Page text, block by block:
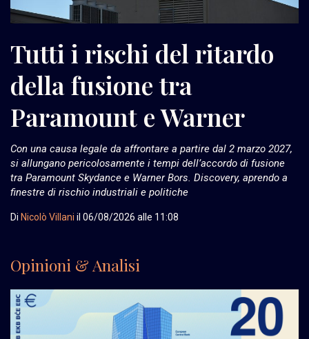
Tutti i rischi del ritardo
della fusione tra
Paramount e Warner
Con una causa legale da affrontare a partire dal 2 marzo 2027,
si allungano pericolosamente i tempi dell’accordo di fusione
tra Paramount Skydance e Warner Bors. Discovery, aprendo a
finestre di rischio industriali e politiche
Di Nicolò Villani il 06/08/2026 alle 11:08
Opinioni & Analisi